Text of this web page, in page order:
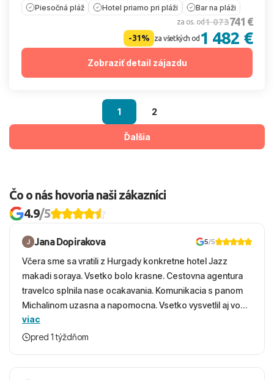
Piesočná pláž Hotel priamo pri pláži Bar na pláži
za os. od1 073741 €
-31% za všetkých od 1 482 €
Zobraziť detail zájazdu
1 2
Ďalšia
Čo o nás hovoria naši zákazníci
4.9/5
Jana Dopirakova 5/5
Včera sme sa vratili z Hurgady konkretne hotel Jazz
makadi soraya. Vsetko bolo krasne. Cestovna agentura
travelco splnila nase ocakavania. Komunikacia s panom
Michalinom uzasna a napomocna. Vsetko vysvetlil aj vo
vecernych hodinach zaco sa ospravedlnujem. Hotel
krasny, cisty. Sluzby top. Strava, prostredie, more,
viac
pred 1 týždňom